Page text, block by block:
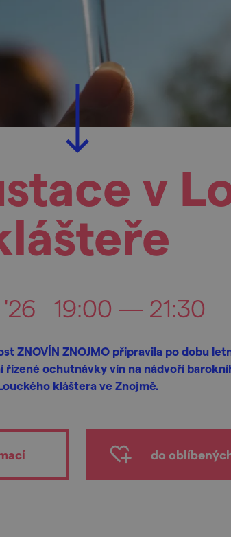
v
'26 19:00 — 21:30
ZNOVÍN ZNOJMO připravila po dobu
řízené ochutnávky vín na nádvoří
kláštera ve Znojmě.
do